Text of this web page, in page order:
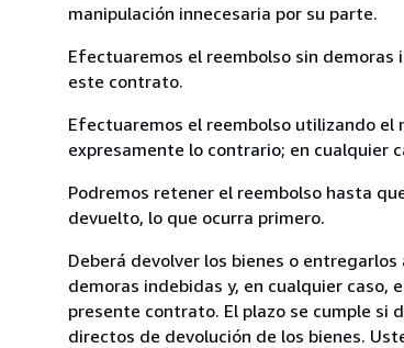
manipulación innecesaria por su parte.
Efectuaremos el reembolso sin
este contrato.
Efectuaremos el reembolso utilizando el
expresamente lo contrario; en cualquier
Podremos retener el reembolso hasta
devuelto, lo que ocurra primero.
Deberá devolver los bienes o
demoras indebidas y, en cualquier caso,
presente contrato. El plazo se cumple si
directos de devolución de los bienes.